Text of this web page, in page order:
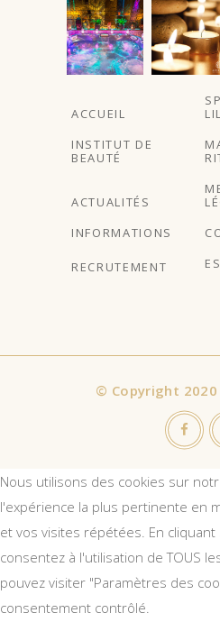
ACCUEIL
INSTITUT DE
BEAUTÉ
ACTUALITÉS
INFORMATIONS
RECRUTEMENT
© Copyright
Nous utilisons des cookies sur
l'expérience la plus pertinente en
et vos visites répétées. En
consentez à l'utilisation de TOUS
pouvez visiter "Paramètres des
consentement contrôlé.